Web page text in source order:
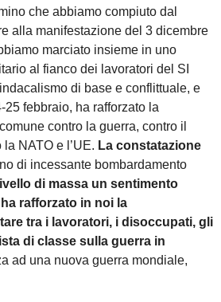
che abbiamo compiuto dal
alla manifestazione del 3 dicembre
marciato insieme in uno
al fianco dei lavoratori del SI
di base e conflittuale, e
febbraio, ha rafforzato la
contro la guerra, contro il
NATO e l’UE. La constatazione
di incessante bombardamento
di massa un sentimento
rafforzato in noi la
tra i lavoratori, i disoccupati, gli
di classe sulla guerra in
ad una nuova guerra mondiale,